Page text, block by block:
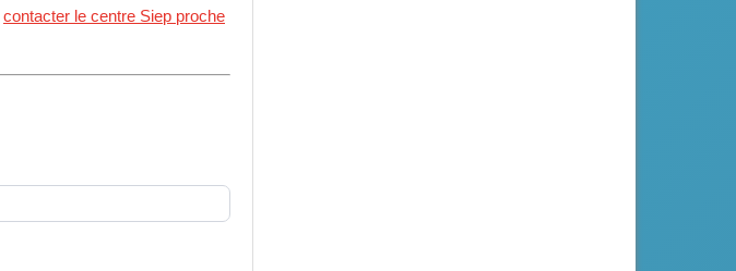
contacter le centre Siep proche